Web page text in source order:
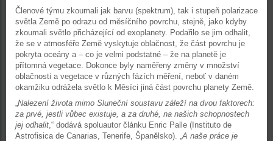
Členové týmu zkoumali jak barvu (spektrum), tak i stupeň polarizace
světla Země po odrazu od měsíčního povrchu, stejně, jako kdyby
zkoumali světlo přicházející od exoplanety. Podařilo se jim odhalit,
že se v atmosféře Země vyskytuje oblačnost, že část povrchu je
pokryta oceány a – co je velmi podstatné – že na planetě je
přítomná vegetace. Dokonce byly naměřeny změny v množství
oblačnosti a vegetace v různých fázích měření, neboť v daném
okamžiku odrážela světlo k Měsíci jiná část povrchu planety Země.
„Nalezení života mimo Sluneční soustavu záleží na dvou faktorech:
za prvé, jestli vůbec existuje, a za druhé, na našich schopnostech
jej odhalit,“ dodává spoluautor článku Enric Palle (Instituto de
Astrofisica de Canarias, Tenerife, Španělsko). „A naše práce je